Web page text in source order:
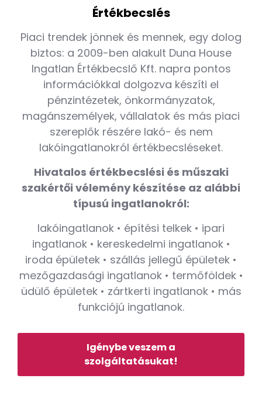
Értékbecslés
Piaci trendek jönnek és mennek, egy dolog
biztos: a 2009-ben alakult Duna House
Ingatlan Értékbecslő Kft. napra pontos
információkkal dolgozva készíti el
pénzintézetek, önkormányzatok,
magánszemélyek, vállalatok és más piaci
szereplők részére lakó- és nem
lakóingatlanokról értékbecsléseket.
Hivatalos értékbecslési és műszaki
szakértői vélemény készítése az alábbi
típusú ingatlanokról:
lakóingatlanok • építési telkek • ipari
ingatlanok • kereskedelmi ingatlanok •
iroda épületek • szállás jellegű épületek •
mezőgazdasági ingatlanok • termőföldek •
üdülő épületek • zártkerti ingatlanok • más
funkciójú ingatlanok.
Igénybe veszem a
szolgáltatásukat!